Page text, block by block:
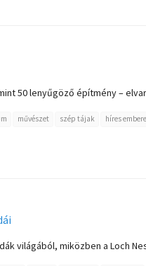
50 lenyűgöző építmény –
művészet szép tájak híres
világából, miközben a Loch